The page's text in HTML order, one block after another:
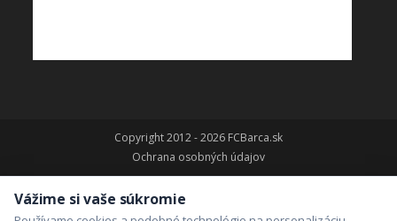
Copyright 2012 - 2026 FCBarca.sk
Ochrana osobných údajov
Vážime si vaše súkromie